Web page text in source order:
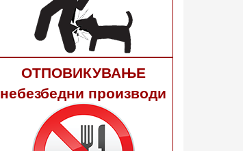
ОТПОВИКУВАЊЕ
небезбедни производи